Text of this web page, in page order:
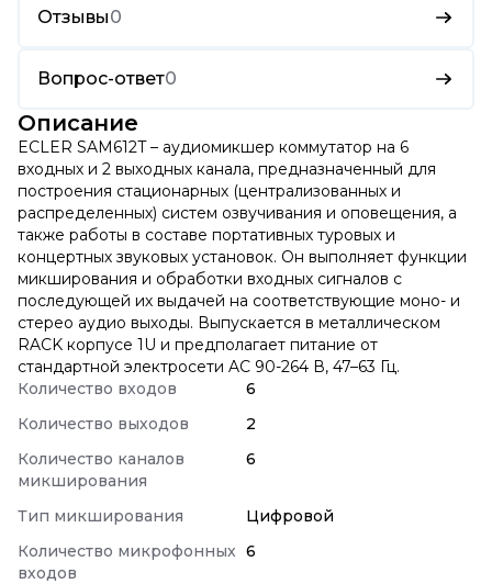
Отзывы0
Вопрос-ответ0
Описание
ECLER SAM612T – аудиомикшер коммутатор на 6
входных и 2 выходных канала, предназначенный для
построения стационарных (централизованных и
распределенных) систем озвучивания и оповещения, а
также работы в составе портативных туровых и
концертных звуковых установок. Он выполняет функции
микширования и обработки входных сигналов с
последующей их выдачей на соответствующие моно- и
стерео аудио выходы. Выпускается в металлическом
RACK корпусе 1U и предполагает питание от
стандартной электросети AC 90-264 В, 47–63 Гц.
Количество входов
6
Количество выходов
2
Количество каналов
микширования
6
Тип микширования
Цифровой
Количество микрофонных
входов
6